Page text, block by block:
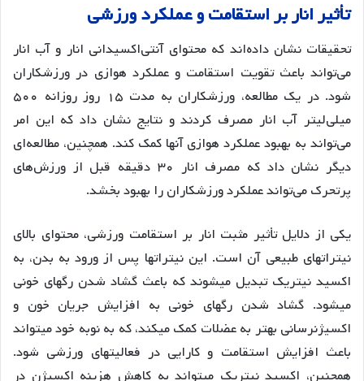
تأثیر انار بر استقامت و عملکرد ورزشی
تحقیقات نشان داده‌اند که محتوای آنتی‌اکسیدانی انار و آب انار
می‌تواند باعث تقویت استقامت و عملکرد هوازی در ورزشکاران
شود. در یک مطالعه، ورزشکاران به مدت ۱۵ روز روزانه ۵۰۰
میلی‌لیتر آب انار مصرف کردند و نتایج نشان داد که این امر
می‌تواند به بهبود عملکرد هوازی آنها کمک کند. همچنین، مطالعه‌ای
دیگر نشان داد که مصرف انار ۳۰ دقیقه قبل از ورزش‌های
پرتحرک می‌تواند عملکرد ورزشکاران را بهبود بخشد.
یکی از دلایل تأثیر مثبت انار بر استقامت ورزشی، محتوای بالای
نیتراتهای طبیعی آن است. این نیتراتها پس از ورود به بدن، به
اکسید نیتریک تبدیل میشوند که باعث گشاد شدن رگهای خونی
میشود. گشاد شدن رگهای خونی به افزایش جریان خون و
اکسیژنرسانی بهتر به عضلات کمک میکند، که به نوبه خود میتواند
باعث افزایش استقامت و کارایی در فعالیتهای ورزشی شود.
همچنین، اکسید نیتریک میتواند به کاهش هزینه اکسیژن در